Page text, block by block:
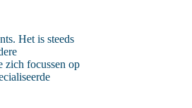
Het is steeds
zich focussen op